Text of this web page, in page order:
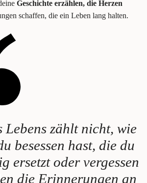
Geschichte erzählen, die Herzen
schaffen, die ein Leben lang halten.
Lebens zählt nicht, wie
besessen hast, die du
ersetzt oder vergessen
die Erinnerungen an